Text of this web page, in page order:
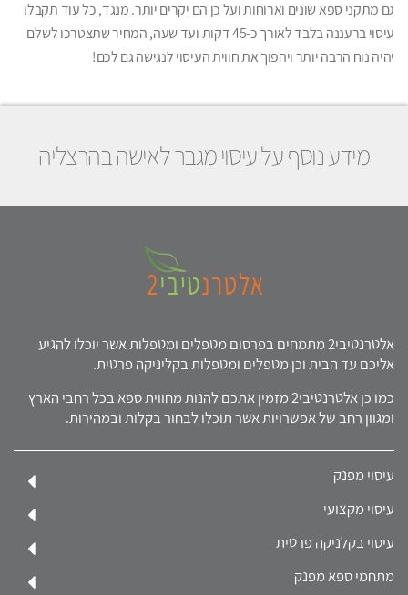
גם מתקני ספא שונים וארוחות ועל כן הם יקרים יותר. מנגד, כל עוד תקבלו
עיסוי ברעננה בלבד לאורך כ-45 דקות ועד שעה, המחיר שתצטרכו לשלם
יהיה נוח הרבה יותר ויהפוך את חווית העיסוי לנגישה גם לכם!
מידע נוסף על עיסוי מגבר לאישה בהרצליה
אלטרנטיבי2 מתמחים בפרסום מטפלים ומטפלות אשר יוכלו להגיע
אליכם עד הבית וכן מטפלים ומטפלות בקליניקה פרטית.
כמו כן אלטרנטיבי2 מזמין אתכם להנות מחווית ספא בכל רחבי הארץ
ומגוון רחב של אפשרויות אשר תוכלו לבחור בקלות ובמהירות.
עיסוי מפנק
עיסוי מקצועי
עיסוי בקלניקה פרטית
מתחמי ספא מפנק